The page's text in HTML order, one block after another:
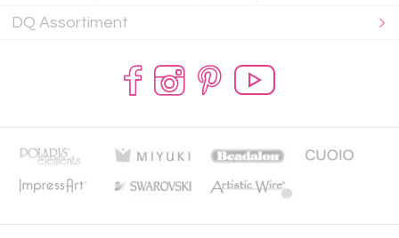
DQ Assortiment